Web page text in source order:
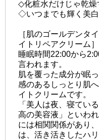
◇化粧水だけじゃ乾燥
◇いつまでも輝く美
［肌のゴールデンタ
イトリペアクリーム］
睡眠時間22:00から
言われます。
肌を覆った成分が眠
感のあるしっとり肌
イトクリームです。
「美人は夜、寝てい
高の美容液」といわ
には相関関係があり
は、活き活きしたハ